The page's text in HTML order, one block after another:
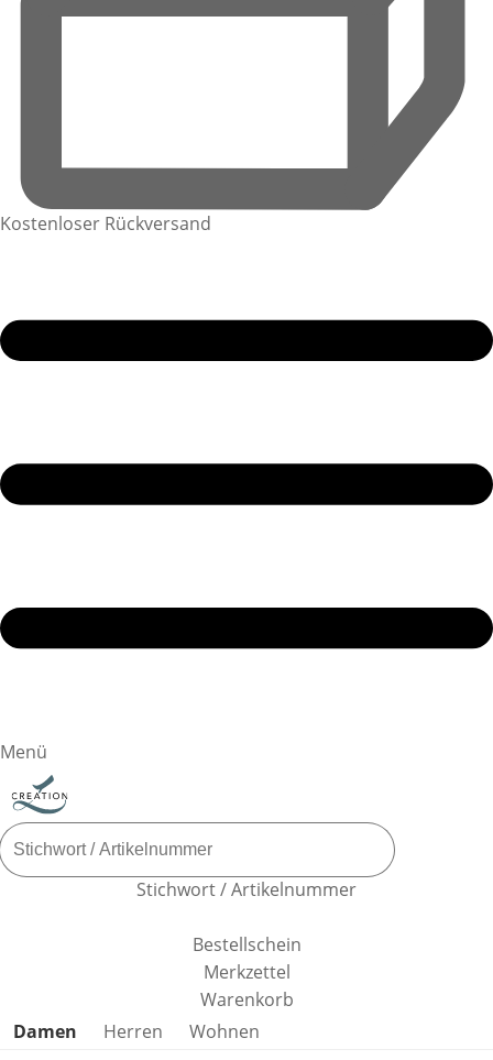
Kostenloser Rückversand
Menü
Stichwort / Artikelnummer
Bestellschein
Merkzettel
Warenkorb
Produktkategorien überspringen
Damen Herren
Wohnen